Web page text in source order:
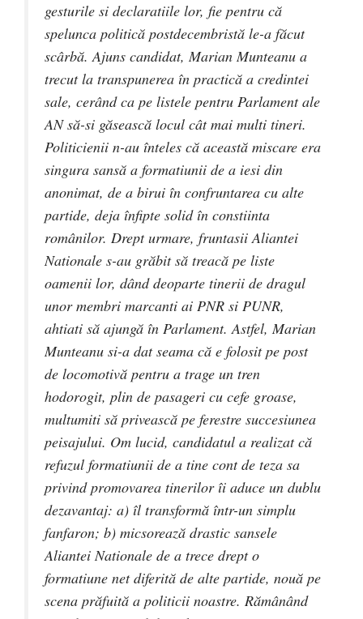
gesturile si declaratiile lor, fie pentru că
spelunca politică postdecembristă le-a făcut
scârbă. Ajuns candidat, Marian Munteanu a
trecut la transpunerea în practică a credintei
sale, cerând ca pe listele pentru Parlament ale
AN să-si găsească locul cât mai multi tineri.
Politicienii n-au înteles că această miscare era
singura sansă a formatiunii de a iesi din
anonimat, de a birui în confruntarea cu alte
partide, deja înfipte solid în constiinta
românilor. Drept urmare, fruntasii Aliantei
Nationale s-au grăbit să treacă pe liste
oamenii lor, dând deoparte tinerii de dragul
unor membri marcanti ai PNR si PUNR,
ahtiati să ajungă în Parlament. Astfel, Marian
Munteanu si-a dat seama că e folosit pe post
de locomotivă pentru a trage un tren
hodorogit, plin de pasageri cu cefe groase,
multumiti să privească pe ferestre succesiunea
peisajului. Om lucid, candidatul a realizat că
refuzul formatiunii de a tine cont de teza sa
privind promovarea tinerilor îi aduce un dublu
dezavantaj: a) îl transformă într-un simplu
fanfaron; b) micsorează drastic sansele
Aliantei Nationale de a trece drept o
formatiune net diferită de alte partide, nouă pe
scena prăfuită a politicii noastre. Rămânând